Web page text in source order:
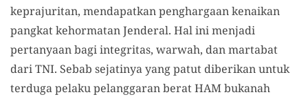
keprajuritan, mendapatkan penghargaan kenaikan
pangkat kehormatan Jenderal. Hal ini menjadi
pertanyaan bagi integritas, warwah, dan martabat
dari TNI. Sebab sejatinya yang patut diberikan untuk
terduga pelaku pelanggaran berat HAM bukanah